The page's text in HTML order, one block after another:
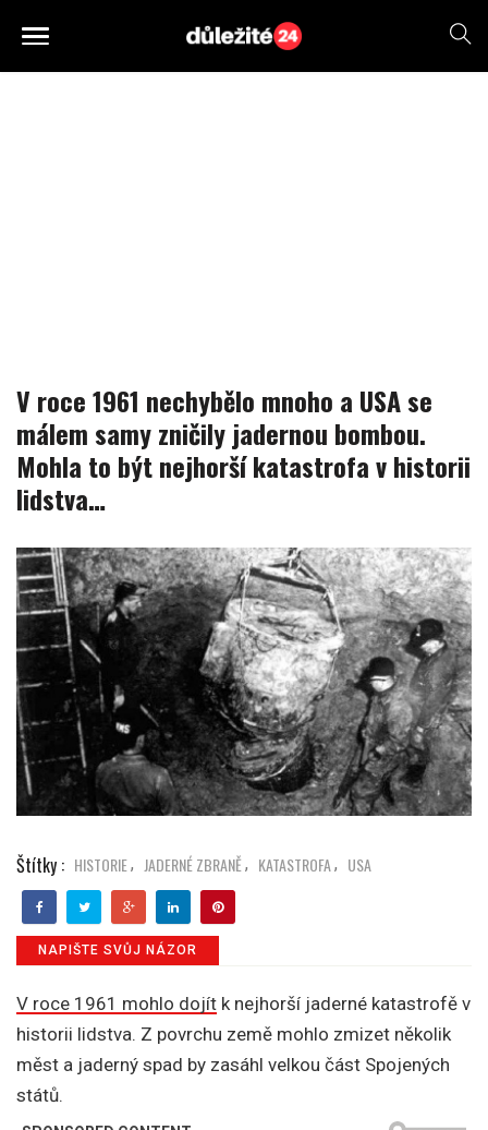
V roce 1961 nechybělo mnoho a USA se
málem samy zničily jadernou bombou.
Mohla to být nejhorší katastrofa v historii
lidstva…
Štítky : HISTORIE, JADERNÉ ZBRANĚ, KATASTROFA, USA
NAPIŠTE SVŮJ NÁZOR
V roce 1961 mohlo dojít k nejhorší jaderné katastrofě v
historii lidstva. Z povrchu země mohlo zmizet několik
měst a jaderný spad by zasáhl velkou část Spojených
států.